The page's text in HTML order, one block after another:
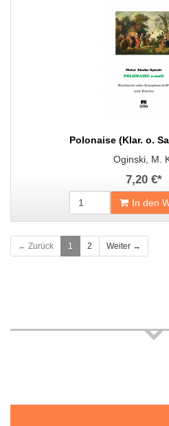
Polonaise (Klar. o.
Oginski, M.
7,20 €*
In den
← Zurück 1 2 Weiter →